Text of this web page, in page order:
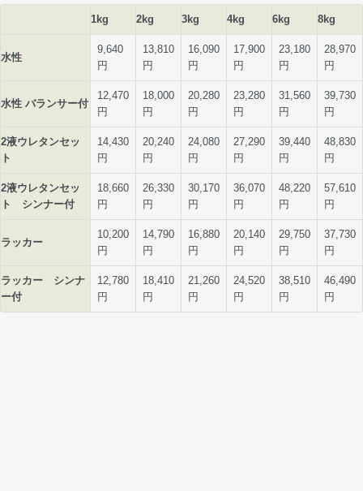
1kg 2kg 3kg 4kg 6kg 8kg
水性
9,640
円
13,810
円
16,090
円
17,900
円
23,180
円
28,970
円
水性 バランサー付
12,470
円
18,000
円
20,280
円
23,280
円
31,560
円
39,730
円
2液ウレタンセッ
ト
14,430
円
20,240
円
24,080
円
27,290
円
39,440
円
48,830
円
2液ウレタンセッ
ト シンナー付
18,660
円
26,330
円
30,170
円
36,070
円
48,220
円
57,610
円
ラッカー
10,200
円
14,790
円
16,880
円
20,140
円
29,750
円
37,730
円
ラッカー シンナ
ー付
12,780
円
18,410
円
21,260
円
24,520
円
38,510
円
46,490
円